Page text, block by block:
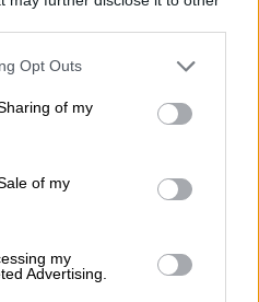
uses one or more Google
behaviour. You may click to
and its third-party tags to
purposes in below Google
Opt Outs
of my
of my
my
Advertising.
που έχουν στηθεί στην
Ουσίες που
σύστημα